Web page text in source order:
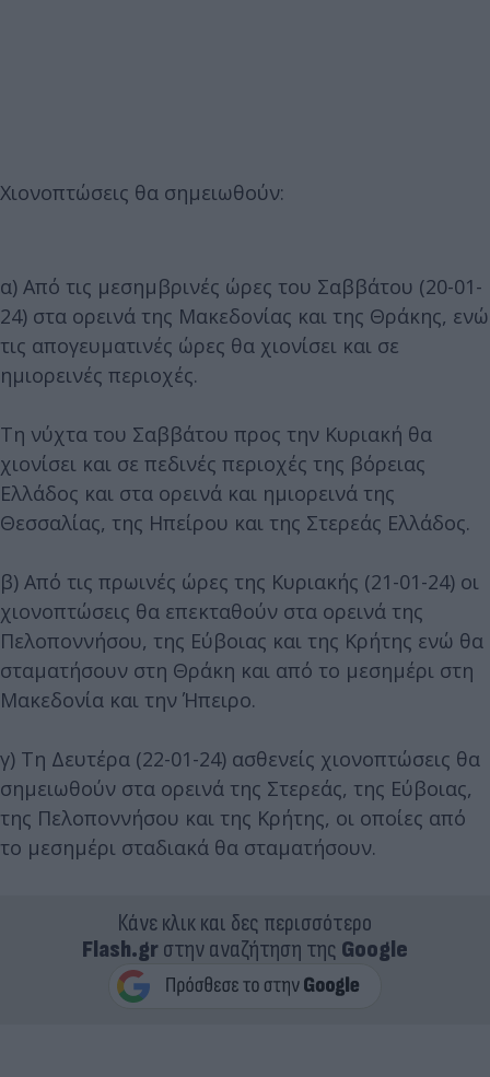
Χιονοπτώσεις θα σημειωθούν:
α) Από τις μεσημβρινές ώρες του Σαββάτου (20-01-
24) στα ορεινά της Μακεδονίας και της Θράκης, ενώ
τις απογευματινές ώρες θα χιονίσει και σε
ημιορεινές περιοχές.
Τη νύχτα του Σαββάτου προς την Κυριακή θα
χιονίσει και σε πεδινές περιοχές της βόρειας
Ελλάδος και στα ορεινά και ημιορεινά της
Θεσσαλίας, της Ηπείρου και της Στερεάς Ελλάδος.
β) Από τις πρωινές ώρες της Κυριακής (21-01-24) οι
χιονοπτώσεις θα επεκταθούν στα ορεινά της
Πελοποννήσου, της Εύβοιας και της Κρήτης ενώ θα
σταματήσουν στη Θράκη και από το μεσημέρι στη
Μακεδονία και την Ήπειρο.
γ) Τη Δευτέρα (22-01-24) ασθενείς χιονοπτώσεις θα
σημειωθούν στα ορεινά της Στερεάς, της Εύβοιας,
της Πελοποννήσου και της Κρήτης, οι οποίες από
το μεσημέρι σταδιακά θα σταματήσουν.
Κάνε κλικ και δες περισσότερο
Flash.grστην αναζήτηση της Google